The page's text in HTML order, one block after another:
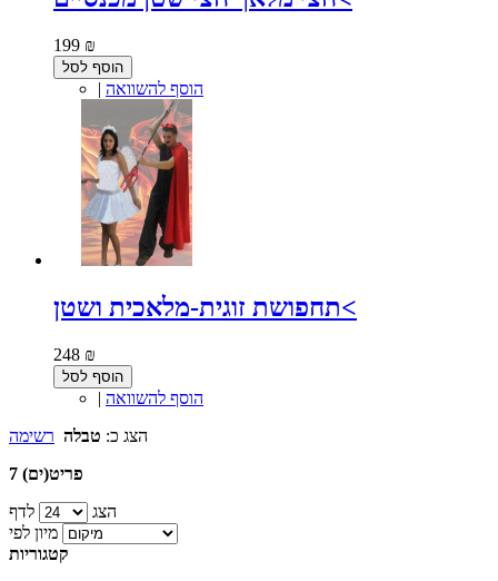
199 ₪
הוסף לסל
| הוסף להשוואה
תחפושת זוגית-מלאכית ושטן<
248 ₪
הוסף לסל
| הוסף להשוואה
הצג כ: טבלה רשימה
7 פריט(ים)
הצג
לדף
מיון לפי
קטגוריות